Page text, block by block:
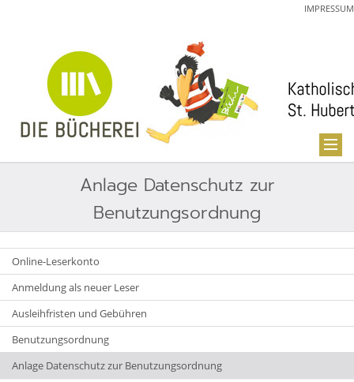
IMPRESSUM
Anlage Datenschutz zur
Benutzungsordnung
Online-Leserkonto
Anmeldung als neuer Leser
Ausleihfristen und Gebühren
Benutzungsordnung
Anlage Datenschutz zur Benutzungsordnung